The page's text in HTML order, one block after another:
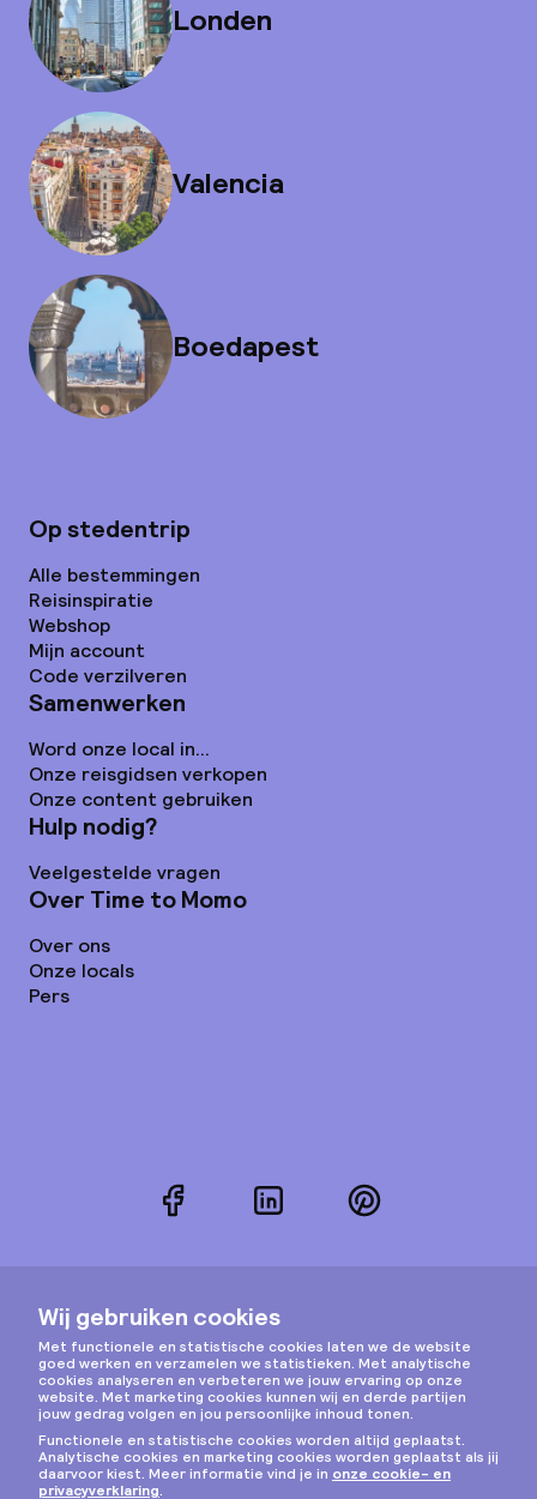
Londen
Valencia
Boedapest
Op stedentrip
Alle bestemmingen
Reisinspiratie
Webshop
Mijn account
Code verzilveren
Samenwerken
Word onze local in...
Onze reisgidsen verkopen
Onze content gebruiken
Hulp nodig?
Veelgestelde vragen
Over Time to Momo
Over ons
Onze locals
Pers
FacebookLinkedInPinterest
Instagram